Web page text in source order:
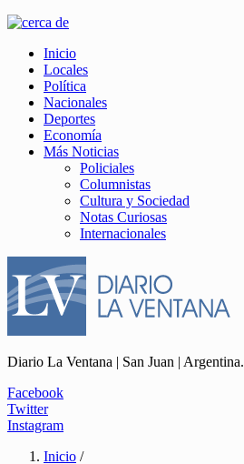
Inicio
Locales
Política
Nacionales
Deportes
Economía
Más Noticias
Policiales
Columnistas
Cultura y Sociedad
Notas Curiosas
Internacionales
Diario La Ventana | San Juan | Argentina.
Facebook
Twitter
Instagram
Inicio /